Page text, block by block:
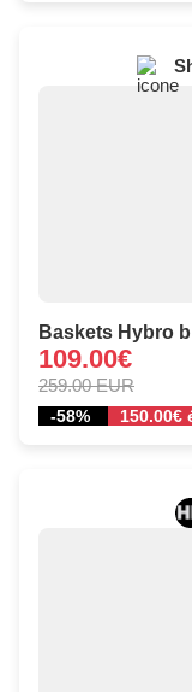
Baskets Hybro
109.00€
259.00 EUR
-58% 150.00€